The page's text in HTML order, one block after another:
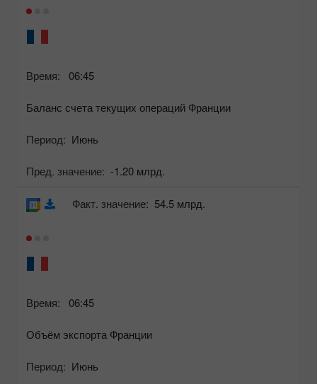
Время: 06:45
Баланс счета текущих операций Франции
Период: Июнь
Пред. значение: -1.20 млрд.
Время: 06:45
Объём экспорта Франции
Период: Июнь
Факт. значение: 54.5 млрд.